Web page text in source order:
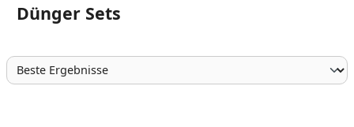
Dünger Sets